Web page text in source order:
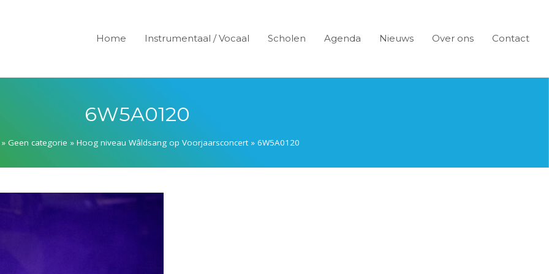
Home Instrumentaal / Vocaal Scholen Agenda Nieuws Over ons Contact
6W5A0120
Geen categorie » Hoog niveau Wâldsang op Voorjaarsconcert» 6W5A0120